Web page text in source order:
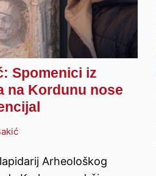
Spomenici iz
na Kordunu nose
Arheološkog